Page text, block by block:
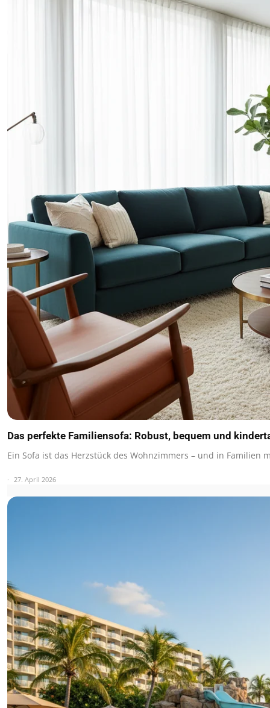
Das perfekte Familiensofa: Robust, bequem und
Ein Sofa ist das Herzstück des Wohnzimmers – und in Familien
27. April 2026